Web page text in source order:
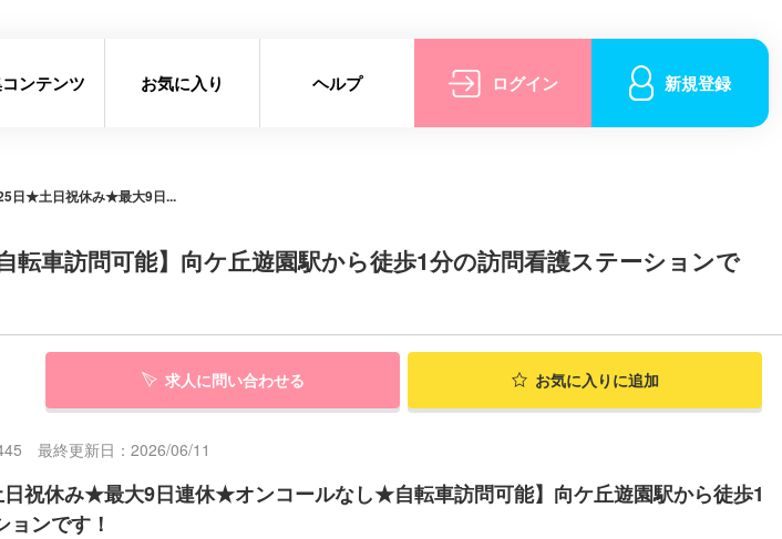
ンテンツ お気に入り ヘルプ ログイン 新規登録
日★土日祝休み★最大9日...
車訪問可能】向ケ丘遊園駅から徒歩1分の訪問看護ステーションで
求人に問い合わせる お気に入りに追加
最終更新日：2026/06/11
日祝休み★最大9日連休★オンコールなし★自転車訪問可能】向ケ丘遊園駅から徒歩1
ンです！